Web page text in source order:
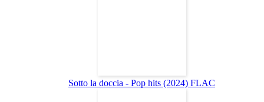
Sotto la doccia - Pop hits (2024) FLAC